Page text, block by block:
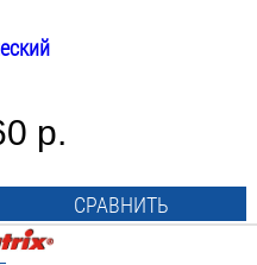
р.
СРАВНИТЬ